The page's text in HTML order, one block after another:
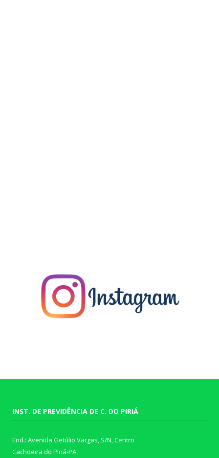
INST. DE PREVIDÊNCIA DE C. DO PIRIÁ
End.: Avenida Getúlio Vargas, S/N, Centro
Cachoeira do Piriá-PA